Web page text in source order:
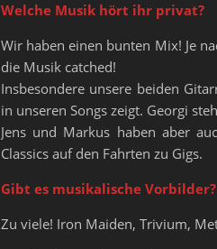
Welche Musik hört ihr privat?
Wir haben einen bunten Mix! Je
die Musik catched!
Insbesondere unsere beiden
in unseren Songs zeigt. Georgi
Jens und Markus haben aber
Classics auf den Fahrten zu Gigs.
Gibt es musikalische Vorbilder?
Zu viele! Iron Maiden, Trivium,